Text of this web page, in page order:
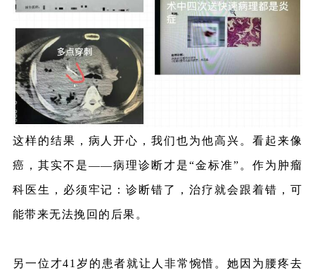
这样的结果，病人开心，我们也为他高兴。看起来像
癌，其实不是——病理诊断才是“金标准”。作为肿瘤
科医生，必须牢记：诊断错了，治疗就会跟着错，可
能带来无法挽回的后果。
另一位才41岁的患者就让人非常惋惜。她因为腰疼去